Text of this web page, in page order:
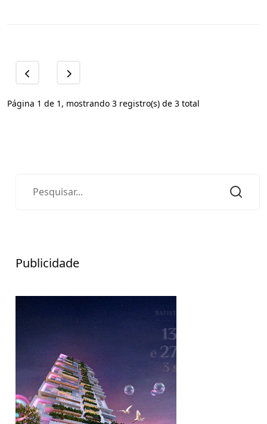
Página 1 de 1, mostrando 3 registro(s) de 3 total
Publicidade